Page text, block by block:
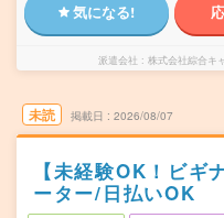
気になる!
派遣会社 株式会社綜合キ
未読 掲載日 2026/08/07
【未経験OK！ビギ
ーター/日払いOK